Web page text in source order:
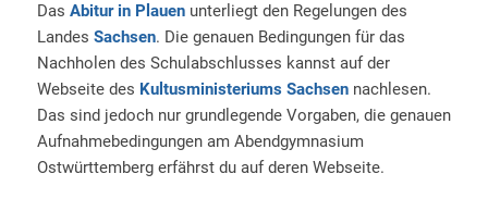
Das Abitur in Plauen unterliegt den Regelungen des
Landes Sachsen. Die genauen Bedingungen für das
Nachholen des Schulabschlusses kannst auf der
Webseite des Kultusministeriums Sachsennachlesen.
Das sind jedoch nur grundlegende Vorgaben, die genauen
Aufnahmebedingungen am Abendgymnasium
Ostwürttemberg erfährst du auf deren Webseite.